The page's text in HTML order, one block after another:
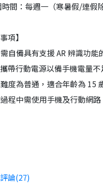
間：每週一（寒暑假/連假
項】
自備具有支援 AR 辨識功
帶行動電源以備手機電量不
度為普通，適合年齡為 15
程中需使用手機及行動網
論(27)